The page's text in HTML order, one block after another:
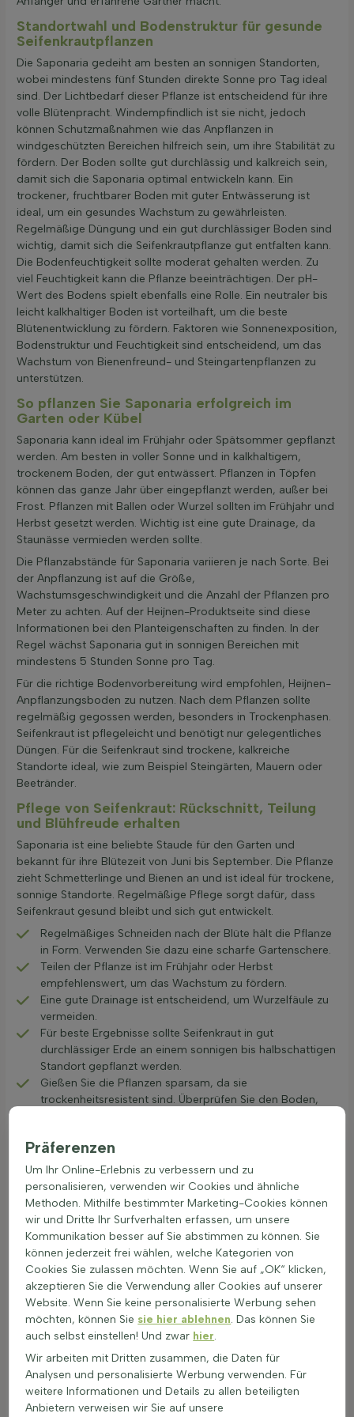
Standortwahl und Bodenstruktur für gesunde
Seifenkrautpflanzen
Die Saponaria gedeiht am besten an sonnigen Standorten,
wobei mindestens fünf Stunden direkte Sonne pro Tag ideal
sind. Der Lichtbedarf dieser Pflanze ist entscheidend für ihre
volle Blütenpracht. Windempfindlich ist sie nicht, jedoch
können Schutzmaßnahmen wie das Anpflanzen in
windgeschützten Bereichen hilfreich sein, um ihre Stabilität zu
fördern. Der Boden sollte gut durchlässig und kalkreich sein,
damit sich die Saponaria optimal entwickeln kann. Ein
trockener, fruchtbarer Boden mit guter Entwässerung ist
ideal, um ein gesundes Wachstum zu gewährleisten.
Regelmäßige Düngung und ein gut durchlässiger Boden sind
wichtig, damit sich die Seifenkrautpflanze gut entfalten kann.
Die Bodenfeuchtigkeit sollte moderat gehalten werden. Zu
viel Feuchtigkeit kann die Pflanze beeinträchtigen. Der pH-
Wert des Bodens spielt ebenfalls eine Rolle. Ein neutraler bis
leicht kalkhaltiger Boden ist vorteilhaft, um die beste
Blütenentwicklung zu fördern. Faktoren wie Sonnenexposition,
Bodenstruktur und Feuchtigkeit sind entscheidend, um das
Wachstum von Bienenfreund- und Steingartenpflanzen zu
unterstützen.
So pflanzen Sie Saponaria erfolgreich im
Garten oder Kübel
Saponaria kann ideal im Frühjahr oder Spätsommer gepflanzt
werden. Am besten in voller Sonne und in kalkhaltigem,
trockenem Boden, der gut entwässert. Pflanzen in Töpfen
können das ganze Jahr über eingepflanzt werden, außer bei
Frost. Pflanzen mit Ballen oder Wurzel sollten im Frühjahr und
Herbst gesetzt werden. Wichtig ist eine gute Drainage, da
Staunässe vermieden werden sollte.
Die Pflanzabstände für Saponaria variieren je nach Sorte. Bei
der Anpflanzung ist auf die Größe,
Wachstumsgeschwindigkeit und die Anzahl der Pflanzen pro
Meter zu achten. Auf der Heijnen-Produktseite sind diese
Informationen bei den Planteigenschaften zu finden. In der
Regel wächst Saponaria gut in sonnigen Bereichen mit
mindestens 5 Stunden Sonne pro Tag.
Für die richtige Bodenvorbereitung wird empfohlen, Heijnen-
Anpflanzungsboden zu nutzen. Nach dem Pflanzen sollte
regelmäßig gegossen werden, besonders in Trockenphasen.
Seifenkraut ist pflegeleicht und benötigt nur gelegentliches
Düngen. Für die Seifenkraut sind trockene, kalkreiche
Standorte ideal, wie zum Beispiel Steingärten, Mauern oder
Beetränder.
Pflege von Seifenkraut: Rückschnitt, Teilung
und Blühfreude erhalten
Saponaria ist eine beliebte Staude für den Garten und
bekannt für ihre Blütezeit von Juni bis September. Die Pflanze
zieht Schmetterlinge und Bienen an und ist ideal für trockene,
sonnige Standorte. Regelmäßige Pflege sorgt dafür, dass
Seifenkraut gesund bleibt und sich gut entwickelt.
Regelmäßiges Schneiden nach der Blüte hält die Pflanze
in Form. Verwenden Sie dazu eine scharfe Gartenschere.
Teilen der Pflanze ist im Frühjahr oder Herbst
empfehlenswert, um das Wachstum zu fördern.
Eine gute Drainage ist entscheidend, um Wurzelfäule zu
vermeiden.
Für beste Ergebnisse sollte Seifenkraut in gut
durchlässiger Erde an einem sonnigen bis halbschattigen
Standort gepflanzt werden.
Gießen Sie die Pflanzen sparsam, da sie
trockenheitsresistent sind. Überprüfen Sie den Boden,
Verwenden Sie einen ausgewogenen, organischen
Dünger.
Teilen nicht zutreffend für diese Gattung
Winterharte Pflanze, benötigt keine spezielle
Winterpflege.
Seifenkraut kann im Frühjahr umgepflanzt werden. Nach
dem Verpflanzen gut wässern und auf Drainage achten.
Mit der richtigen Pflege bleibt Seifenkraut eine attraktive
Pflanze in jedem Garten und bietet eine wichtige
Nahrungsquelle für Insekten.
Die Zierwerte von Saponaria im Verlauf der
Gartensaison
Saponaria ist eine farbenfrohe Gartenpflanze, die sich leicht
ausbreitet. Diese Pflanze ist bekannt für ihre reichhaltige
Blütenpracht in Rosa bis Violett. Die Blüten von Saponaria
Präferenzen
Um Ihr Online-Erlebnis zu verbessern und zu
personalisieren, verwenden wir Cookies und ähnliche
Methoden. Mithilfe bestimmter Marketing-Cookies können
wir und Dritte Ihr Surfverhalten erfassen, um unsere
Kommunikation besser auf Sie abstimmen zu können. Sie
können jederzeit frei wählen, welche Kategorien von
Cookies Sie zulassen möchten. Wenn Sie auf „OK“ klicken,
akzeptieren Sie die Verwendung aller Cookies auf unserer
Website. Wenn Sie keine personalisierte Werbung sehen
möchten, können Sie sie hier ablehnen. Das können Sie
auch selbst einstellen! Und zwar hier.
Wir arbeiten mit Dritten zusammen, die Daten für
Analysen und personalisierte Werbung verwenden. Für
weitere Informationen und Details zu allen beteiligten
Anbietern verweisen wir Sie auf unsere